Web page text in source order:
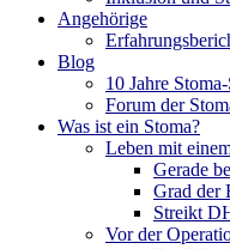
Angehörige
Blog
10 Jahre
Forum der
Was ist ein Stoma?
Leben mit
Gerade
Grad der
Streikt
Vor der